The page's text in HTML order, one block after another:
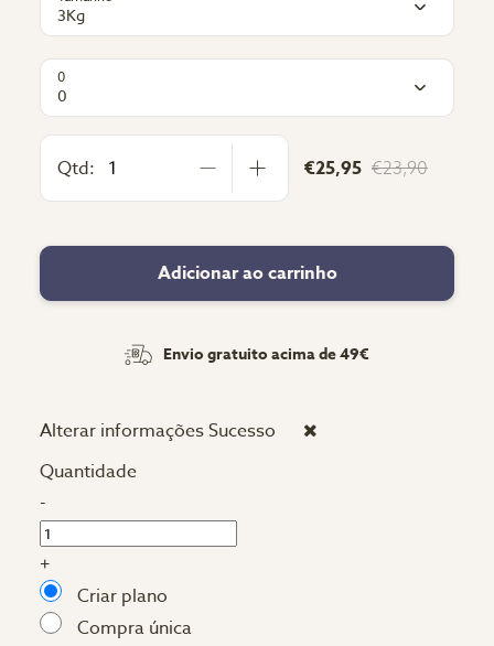
3Kg
0
0
Qtd: €25,95 €23,90
Adicionar ao carrinho
Envio gratuito acima de 49€
Alterar informaçõesSucesso
Quantidade
-
+
Criar plano
Compra única